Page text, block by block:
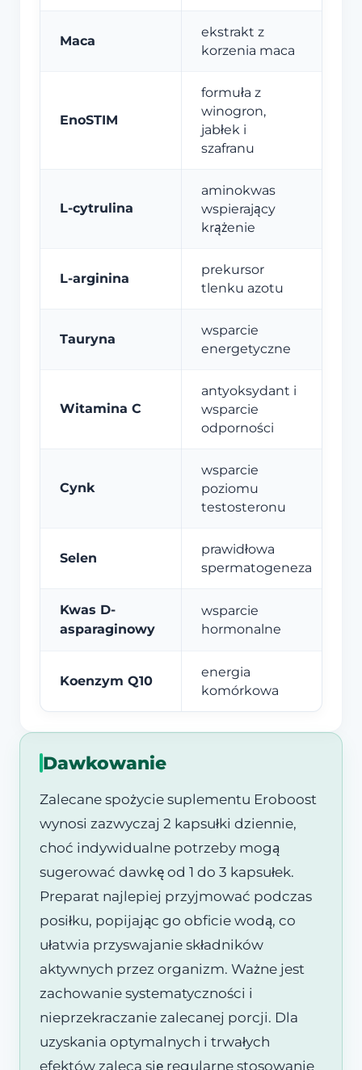
Maca
ekstrakt z
korzenia maca
EnoSTIM
formuła z
winogron,
jabłek i
szafranu
L-cytrulina
aminokwas
wspierający
krążenie
L-arginina
prekursor
tlenku azotu
Tauryna
wsparcie
energetyczne
Witamina C
antyoksydant i
wsparcie
odporności
Cynk
wsparcie
poziomu
testosteronu
Selen
prawidłowa
spermatogeneza
Kwas D-
asparaginowy
wsparcie
hormonalne
Koenzym Q10
energia
komórkowa
Dawkowanie
Zalecane spożycie suplementu Eroboost
wynosi zazwyczaj 2 kapsułki dziennie,
choć indywidualne potrzeby mogą
sugerować dawkę od 1 do 3 kapsułek.
Preparat najlepiej przyjmować podczas
posiłku, popijając go obficie wodą, co
ułatwia przyswajanie składników
aktywnych przez organizm. Ważne jest
zachowanie systematyczności i
nieprzekraczanie zalecanej porcji. Dla
uzyskania optymalnych i trwałych
efektów zaleca się regularne stosowanie